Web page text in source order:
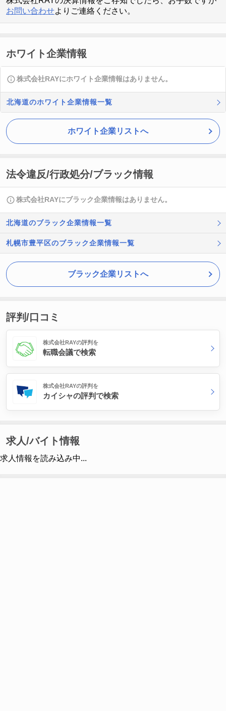
お問い合わせよりご連絡ください。
ホワイト企業情報
株式会社RAYにホワイト企業情報はありません。
北海道のホワイト企業情報一覧
ホワイト企業リストへ
法令違反/行政処分/ブラック情報
株式会社RAYにブラック企業情報はありません。
北海道のブラック企業情報一覧
札幌市豊平区のブラック企業情報一覧
ブラック企業リストへ
評判/口コミ
株式会社RAYの評判を
転職会議で検索
株式会社RAYの評判を
カイシャの評判で検索
求人/バイト情報
求人情報を読み込み中...